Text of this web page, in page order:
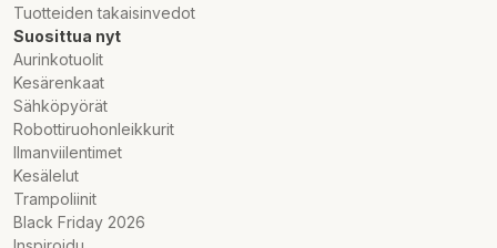
Tuotteiden takaisinvedot
Suosittua nyt
Aurinkotuolit
Kesärenkaat
Sähköpyörät
Robottiruohonleikkurit
Ilmanviilentimet
Kesälelut
Trampoliinit
Black Friday 2026